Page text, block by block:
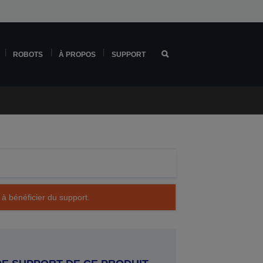
ROBOTS À PROPOS SUPPORT
bénéficier du support.